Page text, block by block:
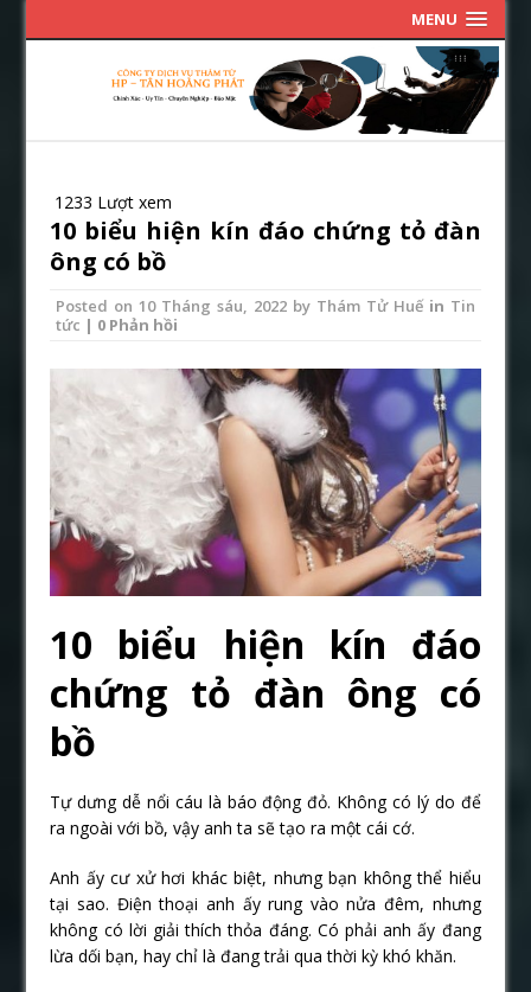
MENU
1233 Lượt xem
10 biểu hiện kín đáo chứng tỏ đàn
ông có bồ
Posted on 10 Tháng sáu, 2022 by Thám Tử Huếin Tin
tức | 0 Phản hồi
10 biểu hiện kín đáo
chứng tỏ đàn ông có
bồ
Tự dưng dễ nổi cáu là báo động đỏ. Không có lý do để
ra ngoài với bồ, vậy anh ta sẽ tạo ra một cái cớ.
Anh ấy cư xử hơi khác biệt, nhưng bạn không thể hiểu
tại sao. Điện thoại anh ấy rung vào nửa đêm, nhưng
không có lời giải thích thỏa đáng. Có phải anh ấy đang
lừa dối bạn, hay chỉ là đang trải qua thời kỳ khó khăn.